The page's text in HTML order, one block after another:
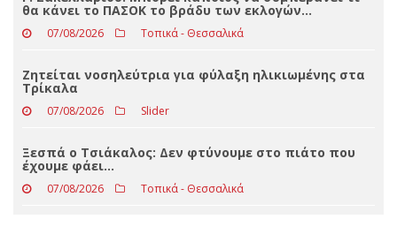
Eφυγε από τη ζωή ο Γρηγόριος Αποσ. Γκανάς
07/08/2026 Δελτία Τύπου
Γ. Σακελλαρίου: Μπορεί κάποιος να συμπεράνει τι
θα κάνει το ΠΑΣΟΚ το βράδυ των εκλογών…
07/08/2026 Τοπικά - Θεσσαλικά
Ζητείται νοσηλεύτρια για φύλαξη ηλικιωμένης στα
Τρίκαλα
07/08/2026 Slider